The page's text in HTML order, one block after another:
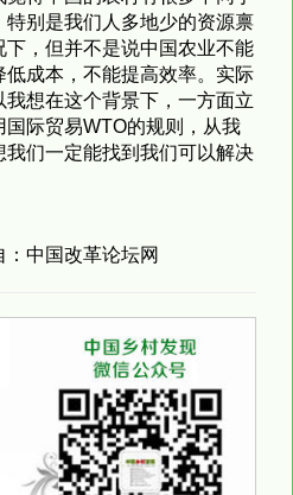
别是我们人多地少的资源禀
，但并不是说中国农业不能
成本，不能提高效率。实际
我想在这个背景下，一方面立
国际贸易WTO的规则，从我
们一定能找到我们可以解决
中国改革论坛网